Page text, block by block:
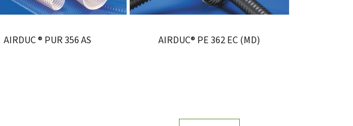
u
AIRDUC ® PUR 356 AS AIRDUC® PE 362 EC (MD)